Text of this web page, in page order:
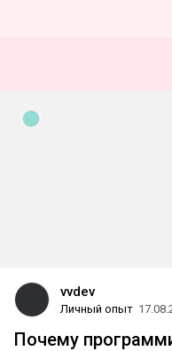
vvdev
Личный опыт
Почему